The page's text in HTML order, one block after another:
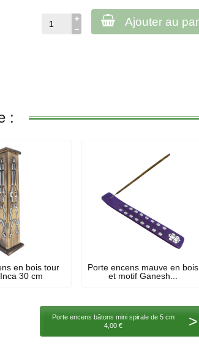
Ajouter au
:
en bois tour
30 cm
Porte encens mauve en bois
et motif Ganesh...
Porte encens bâtons mini spirale de 5 cm
4,00 €
>